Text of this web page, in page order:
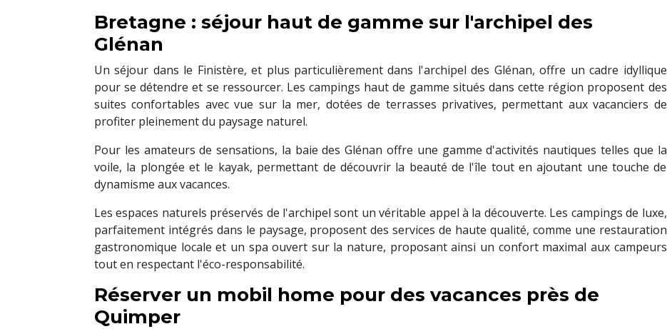
Bretagne : séjour haut de gamme sur l'archipel des
Glénan
Un séjour dans le Finistère, et plus particulièrement dans l'archipel des Glénan, offre un cadre idyllique
pour se détendre et se ressourcer. Les campings haut de gamme situés dans cette région proposent des
suites confortables avec vue sur la mer, dotées de terrasses privatives, permettant aux vacanciers de
profiter pleinement du paysage naturel.
Pour les amateurs de sensations, la baie des Glénan offre une gamme d'activités nautiques telles que la
voile, la plongée et le kayak, permettant de découvrir la beauté de l'île tout en ajoutant une touche de
dynamisme aux vacances.
Les espaces naturels préservés de l'archipel sont un véritable appel à la découverte. Les campings de luxe,
parfaitement intégrés dans le paysage, proposent des services de haute qualité, comme une restauration
gastronomique locale et un spa ouvert sur la nature, proposant ainsi un confort maximal aux campeurs
tout en respectant l'éco-responsabilité.
Réserver un mobil home pour des vacances près de
Quimper